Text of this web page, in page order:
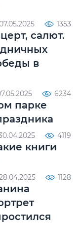
1353
салют.
в
6234
парке
4119
книги
1128